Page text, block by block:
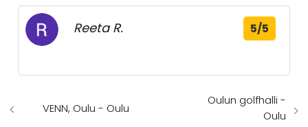
Reeta R. 5/5
VENN, Oulu - Oulu
Oulun golfhalli -
Oulu